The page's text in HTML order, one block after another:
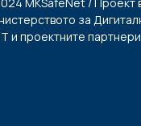
за
и проектните